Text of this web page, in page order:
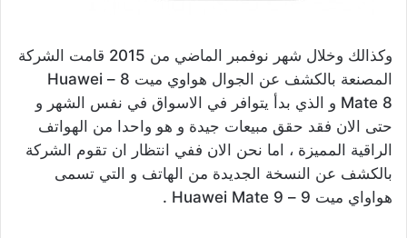
وكذالك وخلال شهر نوفمبر الماضي من 2015 قامت الشركة
المصنعة بالكشف عن الجوال هواوي ميت 8 – Huawei
Mate 8 و الذي بدأ يتوافر في الاسواق في نفس الشهر و
حتى الان فقد حقق مبيعات جيدة و هو واحدا من الهواتف
الراقية المميزة ، اما نحن الان ففي انتظار ان تقوم الشركة
بالكشف عن النسخة الجديدة من الهاتف و التي تسمى
هواواي ميت 9 – Huawei Mate 9 .